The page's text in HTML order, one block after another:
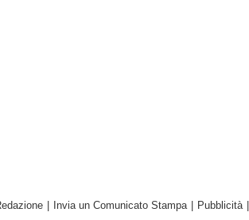
Invia un Comunicato Stampa Pubblicità